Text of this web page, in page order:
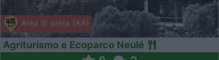
Area di sosta (AA)
Agriturismo e Ecoparco Neulé